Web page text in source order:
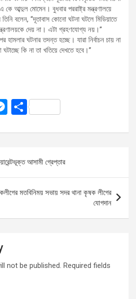
কে আব্দুল মোমেন। বুধবার পররাষ্ট্র মন্ত্রণালয়ে
তিনি বলেন, “দূতাবাস কোনো ঘটনা ঘটলে মিডিয়াতে
দেয় না। এটা গ্রহণযোগ্য নয়।”
হামলার ঘটনার তদন্ত হচ্ছে। যারা নির্বাচন চায় না
কি না তা খতিয়ে দেখতে হবে।”
M
se
n
g
er
S
ar
আসামী গ্রেপ্তার
মতবিনিময় সভায় সদর থানা কৃষক লীগের
যোগদান
not be published. Required fields